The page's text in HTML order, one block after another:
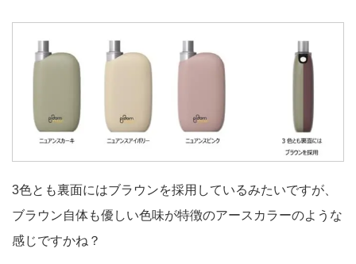
3色とも裏面にはブラウンを採用しているみたいですが、
ブラウン自体も優しい色味が特徴のアースカラーのような
感じですかね？